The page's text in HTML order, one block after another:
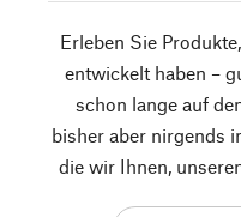
Erleben Sie
entwickelt haben –
schon lange auf
bisher aber nirgends
die wir Ihnen,